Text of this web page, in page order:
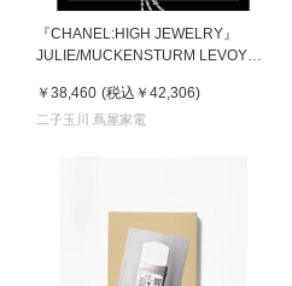
『CHANEL:HIGH JEWELRY』
JULIE/MUCKENSTURM LEVOYER
￥38,460 (税込 ￥42,306)
二子玉川 蔦屋家電